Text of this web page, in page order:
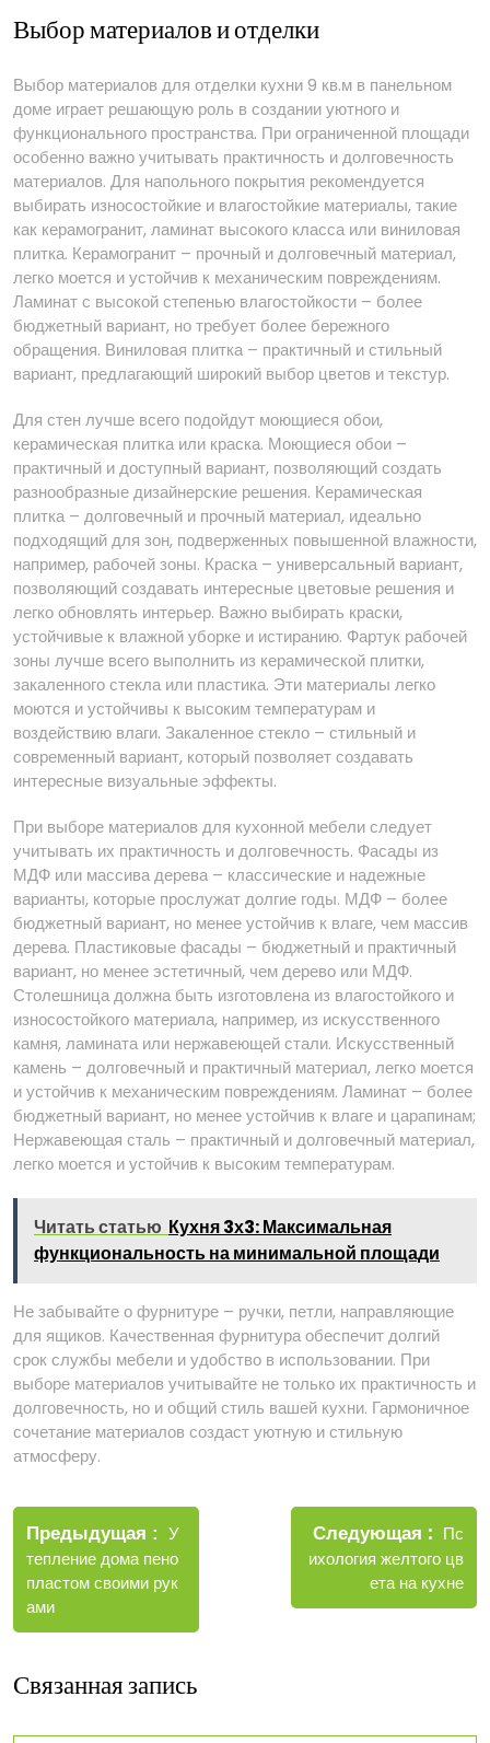
Выбор материалов и отделки
Выбор материалов для отделки кухни 9 кв.м в панельном
доме играет решающую роль в создании уютного и
функционального пространства. При ограниченной площади
особенно важно учитывать практичность и долговечность
материалов. Для напольного покрытия рекомендуется
выбирать износостойкие и влагостойкие материалы, такие
как керамогранит, ламинат высокого класса или виниловая
плитка. Керамогранит – прочный и долговечный материал,
легко моется и устойчив к механическим повреждениям.
Ламинат с высокой степенью влагостойкости – более
бюджетный вариант, но требует более бережного
обращения. Виниловая плитка – практичный и стильный
вариант, предлагающий широкий выбор цветов и текстур.
Для стен лучше всего подойдут моющиеся обои,
керамическая плитка или краска. Моющиеся обои –
практичный и доступный вариант, позволяющий создать
разнообразные дизайнерские решения. Керамическая
плитка – долговечный и прочный материал, идеально
подходящий для зон, подверженных повышенной влажности,
например, рабочей зоны. Краска – универсальный вариант,
позволяющий создавать интересные цветовые решения и
легко обновлять интерьер. Важно выбирать краски,
устойчивые к влажной уборке и истиранию. Фартук рабочей
зоны лучше всего выполнить из керамической плитки,
закаленного стекла или пластика. Эти материалы легко
моются и устойчивы к высоким температурам и
воздействию влаги. Закаленное стекло – стильный и
современный вариант, который позволяет создавать
интересные визуальные эффекты.
При выборе материалов для кухонной мебели следует
учитывать их практичность и долговечность. Фасады из
МДФ или массива дерева – классические и надежные
варианты, которые прослужат долгие годы. МДФ – более
бюджетный вариант, но менее устойчив к влаге, чем массив
дерева. Пластиковые фасады – бюджетный и практичный
вариант, но менее эстетичный, чем дерево или МДФ.
Столешница должна быть изготовлена из влагостойкого и
износостойкого материала, например, из искусственного
камня, ламината или нержавеющей стали. Искусственный
камень – долговечный и практичный материал, легко моется
и устойчив к механическим повреждениям. Ламинат – более
бюджетный вариант, но менее устойчив к влаге и царапинам;
Нержавеющая сталь – практичный и долговечный материал,
легко моется и устойчив к высоким температурам.
Читать статью Кухня 3х3: Максимальная
функциональность на минимальной площади
Не забывайте о фурнитуре – ручки, петли, направляющие
для ящиков. Качественная фурнитура обеспечит долгий
срок службы мебели и удобство в использовании. При
выборе материалов учитывайте не только их практичность и
долговечность, но и общий стиль вашей кухни. Гармоничное
сочетание материалов создаст уютную и стильную
атмосферу.
Навигация
по
записям
Предыдущая
Старые
записи
У
тепление дома пено
пластом своими рук
ами
Следующая
Пс
ихология желтого цв
ета на кухне
Связанная запись